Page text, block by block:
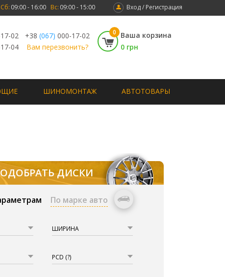
Вход / Регистрация
Сб: 09:00 - 16:00 Вс: 09:00 - 15:00
02 +38 (067) 000-17-02
04 Вам перезвонить?
0
Ваша корзина
0 грн
ШИНОМОНТАЖ АВТОТОВАРЫ
ДИСКИ
По марке авто
ШИРИНА
PCD (?)